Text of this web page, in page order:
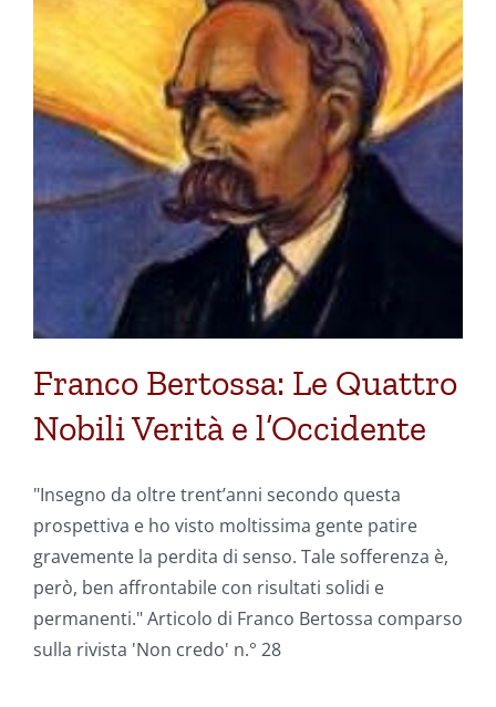
Franco Bertossa: Le Quattro
Nobili Verità e l’Occidente
"Insegno da oltre trent’anni secondo questa
prospettiva e ho visto moltissima gente patire
gravemente la perdita di senso. Tale sofferenza è,
però, ben affrontabile con risultati solidi e
permanenti." Articolo di Franco Bertossa comparso
sulla rivista 'Non credo' n.° 28